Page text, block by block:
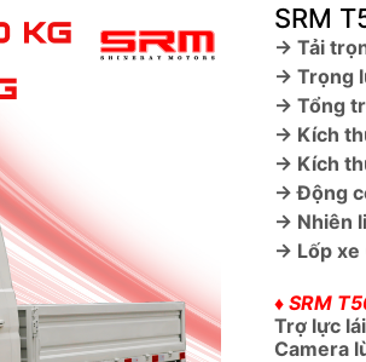
SRM
→ Tải
→ Trọng
→ Tổng
→ Kích
→ Kích
→ Động
→ Nhiên
→ Lốp xe
♦ SRM
Trợ lực
Camera